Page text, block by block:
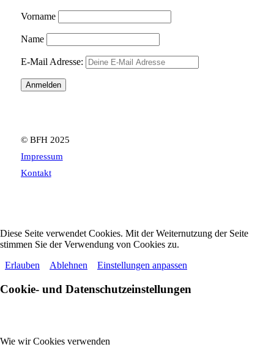
Vorname
Name
E-Mail Adresse:
© BFH 2025
Impressum
Kontakt
Diese Seite verwendet Cookies. Mit der Weiternutzung der Seite
stimmen Sie der Verwendung von Cookies zu.
Erlauben
Ablehnen Einstellungen anpassen
Cookie- und Datenschutzeinstellungen
Wie wir Cookies verwenden